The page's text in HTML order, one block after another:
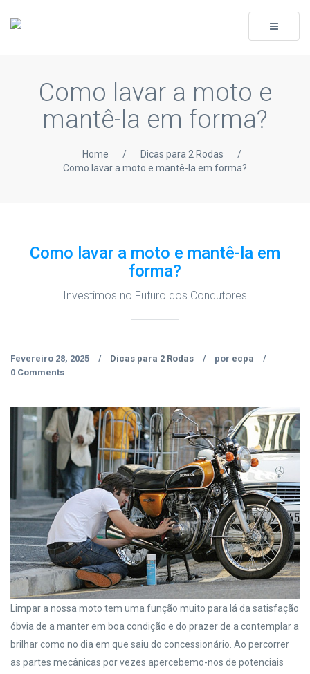
Toggle
Como lavar a moto e
mantê-la em forma?
Home / Dicas para 2 Rodas
/
Como lavar a moto e mantê-la em forma?
Como lavar a moto e mantê-la em
forma?
Investimos no Futuro dos Condutores
Fevereiro 28, 2025 / Dicas para 2 Rodas / por ecpa /
0 Comments
Limpar a nossa moto tem uma função muito para lá da satisfação
óbvia de a manter em boa condição e do prazer de a contemplar a
brilhar como no dia em que saiu do concessionário. Ao percorrer
as partes mecânicas por vezes apercebemo-nos de potenciais